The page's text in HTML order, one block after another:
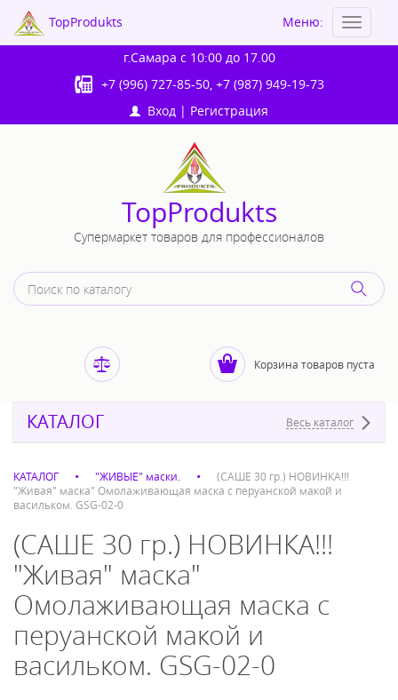
г.Самара с 10:00 до 17.00
+7 (996) 727-85-50, +7 (987) 949-19-73
Вход | Регистрация
TopProdukts
Супермаркет товаров для профессионалов
Корзина товаров пуста
TopProdukts
Toggle
Меню:
КАТАЛОГ Весь каталог
КАТАЛОГ "ЖИВЫЕ" маски.
(САШЕ 30 гр.) НОВИНКА!!!
"Живая" маска" Омолаживающая маска с перуанской макой и
васильком. GSG-02-0
(САШЕ 30 гр.) НОВИНКА!!!
"Живая" маска"
Омолаживающая маска с
перуанской макой и
васильком. GSG-02-0